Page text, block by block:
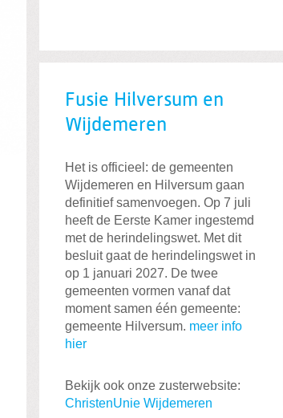
Fusie Hilversum en
Wijdemeren
Het is officieel: de gemeenten
Wijdemeren en Hilversum gaan
definitief samenvoegen. Op 7 juli
heeft de Eerste Kamer ingestemd
met de herindelingswet. Met dit
besluit gaat de herindelingswet in
op 1 januari 2027. De twee
gemeenten vormen vanaf dat
moment samen één gemeente:
gemeente Hilversum. meer info
hier
Bekijk ook onze zusterwebsite:
ChristenUnie Wijdemeren